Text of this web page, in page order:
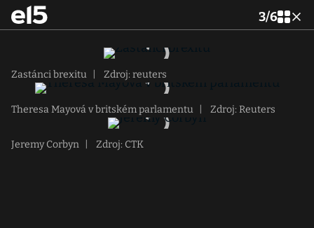
3/6
Zastánci brexitu Zdroj: reuters
Theresa Mayová v britském parlamentu Zdroj: Reuters
Jeremy Corbyn Zdroj: CTK